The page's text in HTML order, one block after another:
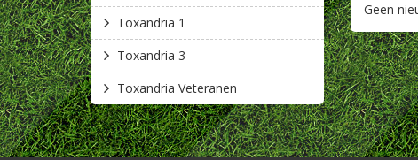
Geen
Toxandria 1
Toxandria 3
Toxandria Veteranen